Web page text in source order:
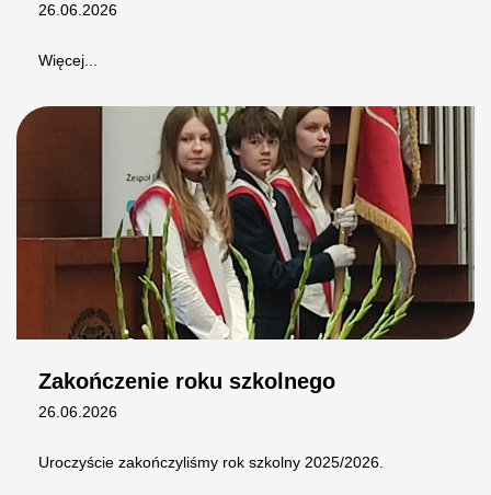
26.06.2026
Więcej...
Zakończenie roku szkolnego
26.06.2026
Uroczyście zakończyliśmy rok szkolny 2025/2026.